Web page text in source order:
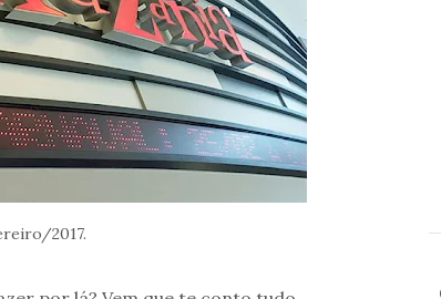
2017.